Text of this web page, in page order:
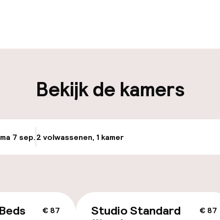
op eigen
Bekijk de kamers
7 sep.2 volwassenen, 1 kamer
€ 87 € 87
Studio Standard